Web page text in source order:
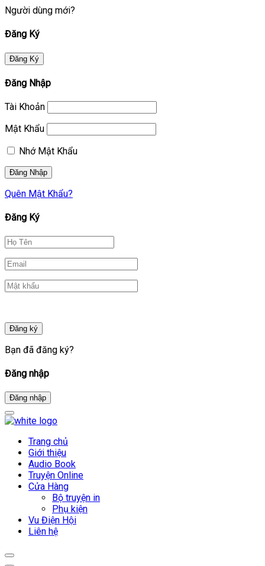
Người dùng mới?
Đăng Ký
Đăng Ký
Đăng Nhập
Tài Khoản
Mật Khẩu
Nhớ Mật Khẩu
Quên Mật Khẩu?
Đăng Ký
Đăng ký
Bạn đã đăng ký?
Đăng nhập
Đăng nhập
Trang chủ
Giới thiệu
Audio Book
Truyện Online
Cửa Hàng
Bộ truyện in
Phụ kiện
Vu Điện Hội
Liên hệ